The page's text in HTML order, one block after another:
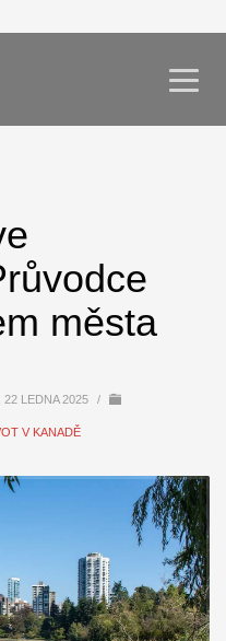
města
22 LEDNA 2025 /
V KANADĚ